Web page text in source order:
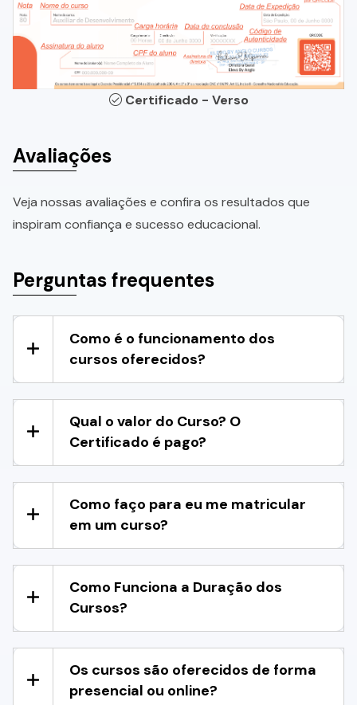
Certificado - Verso
Avaliações
Veja nossas avaliações e confira os resultados que
inspiram confiança e sucesso educacional.
Perguntas frequentes
Como é o funcionamento dos
cursos oferecidos?
Qual o valor do Curso? O
Certificado é pago?
Como faço para eu me matricular
em um curso?
Como Funciona a Duração dos
Cursos?
Os cursos são oferecidos de forma
presencial ou online?